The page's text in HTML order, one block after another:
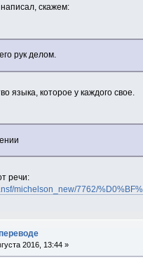
скажем:
рук делом.
языка, которое у каждого свое.
речи:
michelson_new/7762/
2016, 13:44 »